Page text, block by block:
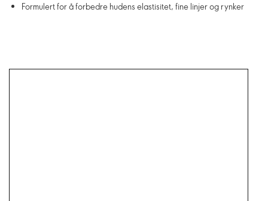
Formulert for å forbedre hudens elastisitet, fine linjer og rynker